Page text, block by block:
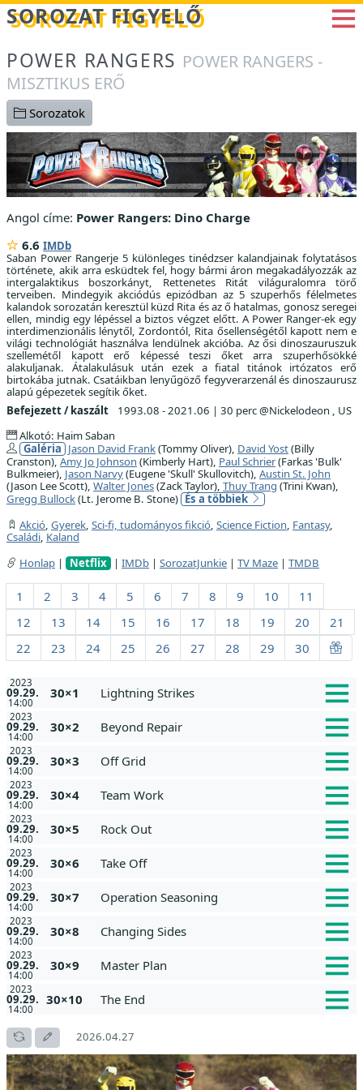
Betöltés...
SOROZAT FIGYELŐ
POWER RANGERS POWER RANGERS -
MISZTIKUS ERŐ
Sorozatok
Angol címe: Power Rangers: Dino Charge
6.6 IMDb
Saban Power Rangerje 5 különleges tinédzser kalandjainak folytatásos
története, akik arra esküdtek fel, hogy bármi áron megakadályozzák az
intergalaktikus boszorkányt, Rettenetes Ritát világuralomra törő
terveiben. Mindegyik akciódús epizódban az 5 szuperhős félelmetes
kalandok sorozatán keresztül küzd Rita és az ő hatalmas, gonosz seregei
ellen, mindig egy lépéssel a biztos végzet előtt. A Power Ranger-ek egy
interdimenzionális lénytől, Zordontól, Rita ősellenségétől kapott nem e
világi technológiát használva lendülnek akcióba. Az ősi dinoszauruszuk
szellemétől kapott erő képessé teszi őket arra szuperhősökké
alakuljanak. Átalakulásuk után ezek a fiatal titánok irtózatos erő
birtokába jutnak. Csatáikban lenyűgöző fegyverarzenál és dinoszaurusz
alapú gépezetek segítik őket.
Befejezett / kaszált
1993.08 - 2021.06 | 30 perc @Nickelodeon , US
Alkotó: Haim Saban
Galéria Jason David Frank(Tommy Oliver), David Yost(Billy
Cranston), Amy Jo Johnson (Kimberly Hart), Paul Schrier(Farkas 'Bulk'
Bulkmeier), Jason Narvy(Eugene 'Skull' Skullovitch), Austin St. John
(Jason Lee Scott), Walter Jones(Zack Taylor), Thuy Trang (Trini Kwan),
Gregg Bullock(Lt. Jerome B. Stone) És a többiek
Akció, Gyerek, Sci-fi, tudományos fikció, Science Fiction, Fantasy,
Családi, Kaland
Honlap | Netflix | IMDb | SorozatJunkie | TV Maze | TMDB
1 2 3 4 5 6 7 8 9 10
11
12
13 14 15 16 17 18 19 20
21
22
23 24 25 26 27 28 29 30
2023
09.29.
14:00
30×1 Lightning Strikes
2023
09.29.
14:00
30×2 Beyond Repair
2023
09.29.
14:00
30×3 Off Grid
2023
09.29.
14:00
30×4 Team Work
2023
09.29.
14:00
30×5 Rock Out
2023
09.29.
14:00
30×6 Take Off
2023
09.29.
14:00
30×7 Operation Seasoning
2023
09.29.
14:00
30×8 Changing Sides
2023
09.29.
14:00
30×9 Master Plan
2023
09.29.
14:00
30×10 The End
2026.04.27